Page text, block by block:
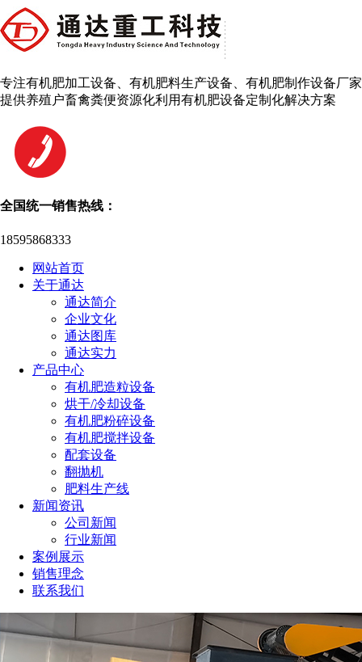
专注有机肥加工设备、有机肥料生产设备、有机肥制作设备厂家
提供养殖户畜禽粪便资源化利用有机肥设备定制化解决方案
全国统一销售热线：
18595868333
网站首页
关于通达
通达简介
企业文化
通达图库
通达实力
产品中心
有机肥造粒设备
烘干/冷却设备
有机肥粉碎设备
有机肥搅拌设备
配套设备
翻抛机
肥料生产线
新闻资讯
公司新闻
行业新闻
案例展示
销售理念
联系我们